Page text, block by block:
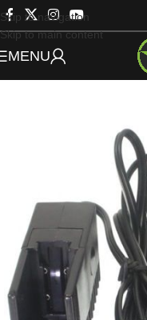
Skip to navigation
Skip to main content
MENU